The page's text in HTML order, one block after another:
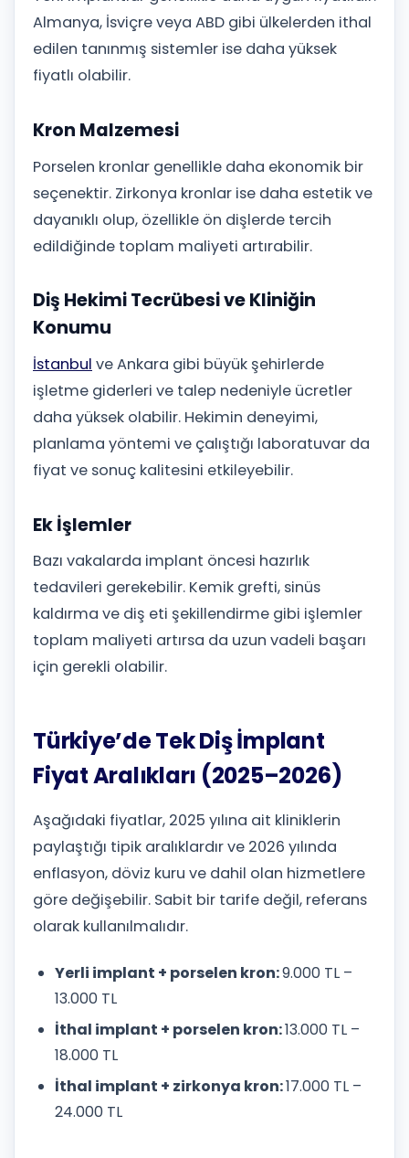
Almanya, İsviçre veya ABD gibi ülkelerden ithal
edilen tanınmış sistemler ise daha yüksek
fiyatlı olabilir.
Kron Malzemesi
Porselen kronlar genellikle daha ekonomik bir
seçenektir. Zirkonya kronlar ise daha estetik ve
dayanıklı olup, özellikle ön dişlerde tercih
edildiğinde toplam maliyeti artırabilir.
Diş Hekimi Tecrübesi ve Kliniğin
Konumu
İstanbul ve Ankara gibi büyük şehirlerde
işletme giderleri ve talep nedeniyle ücretler
daha yüksek olabilir. Hekimin deneyimi,
planlama yöntemi ve çalıştığı laboratuvar da
fiyat ve sonuç kalitesini etkileyebilir.
Ek İşlemler
Bazı vakalarda implant öncesi hazırlık
tedavileri gerekebilir. Kemik grefti, sinüs
kaldırma ve diş eti şekillendirme gibi işlemler
toplam maliyeti artırsa da uzun vadeli başarı
için gerekli olabilir.
Türkiye’de Tek Diş İmplant
Fiyat Aralıkları (2025–2026)
Aşağıdaki fiyatlar, 2025 yılına ait kliniklerin
paylaştığı tipik aralıklardır ve 2026 yılında
enflasyon, döviz kuru ve dahil olan hizmetlere
göre değişebilir. Sabit bir tarife değil, referans
olarak kullanılmalıdır.
Yerli implant + porselen kron:9.000 TL –
13.000 TL
İthal implant + porselen kron:13.000 TL –
18.000 TL
İthal implant + zirkonya kron:17.000 TL –
24.000 TL